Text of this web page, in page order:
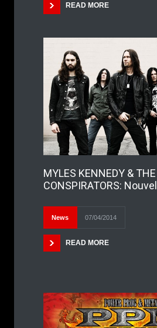
READ MORE
MYLES KENNEDY & THE
CONSPIRATORS:
News 07/04/2014
READ MORE